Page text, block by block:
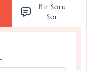
Bir Soru
Sor